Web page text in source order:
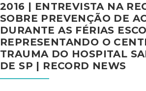
2016 | ENTREVISTA NA
SOBRE PREVENÇÃO DE
DURANTE AS FÉRIAS
REPRESENTANDO O
TRAUMA DO HOSPITAL
DE SP | RECORD NEWS